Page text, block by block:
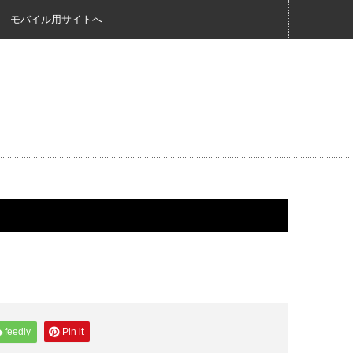
モバイル用サイトへ
feedly Pin it